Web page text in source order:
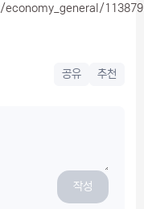
공유 추천
작성